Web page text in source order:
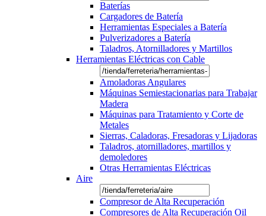
Baterías
Cargadores de Batería
Herramientas Especiales a Batería
Pulverizadores a Batería
Taladros, Atornilladores y Martillos
Herramientas Eléctricas con Cable
Amoladoras Angulares
Máquinas Semiestacionarias para Trabajar
Madera
Máquinas para Tratamiento y Corte de
Metales
Sierras, Caladoras, Fresadoras y Lijadoras
Taladros, atornilladores, martillos y
demoledores
Otras Herramientas Eléctricas
Aire
Compresor de Alta Recuperación
Compresores de Alta Recuperación Oil